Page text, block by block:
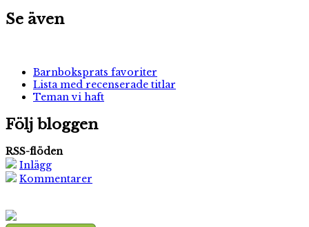
Se även
Barnboksprats favoriter
Lista med recenserade titlar
Teman vi haft
Följ bloggen
RSS-flöden
Inlägg
Kommentarer